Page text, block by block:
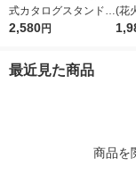
式カタログスタンド
組立式 A4三折 1セ
2,580円
(花
(12
最近見た商品
商品を